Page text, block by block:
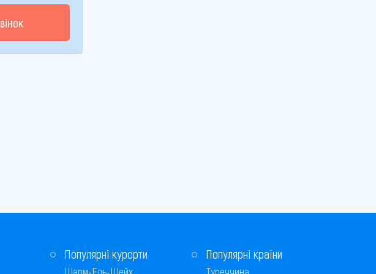
Популярні курорти Популярні країни